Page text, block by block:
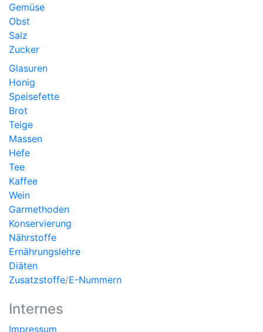
Gemüse
Obst
Salz
Zucker
Glasuren
Honig
Speisefette
Brot
Teige
Massen
Hefe
Tee
Kaffee
Wein
Garmethoden
Konservierung
Nährstoffe
Ernährungslehre
Diäten
Zusatzstoffe/E-Nummern
Internes
Impressum